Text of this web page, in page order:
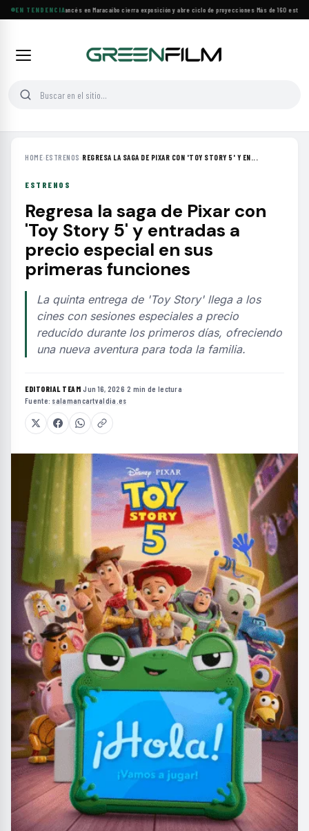
EN TENDENCIA
Festival de Cine Francés en Maracaibo cierra exposición y abre ciclo de proyecciones·Más de 160
HOME›ESTRENOS ›REGRESA LA SAGA DE PIXAR CON 'TOY STORY 5' Y EN...
ESTRENOS
Regresa la saga de Pixar con
'Toy Story 5' y entradas a
precio especial en sus
primeras funciones
La quinta entrega de 'Toy Story' llega a los
cines con sesiones especiales a precio
reducido durante los primeros días, ofreciendo
una nueva aventura para toda la familia.
EDITORIAL TEAM·Jun 16, 2026·2 min de lectura·
Fuente: salamancartvaldia.es